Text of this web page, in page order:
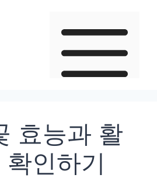
효능과 활
인하기